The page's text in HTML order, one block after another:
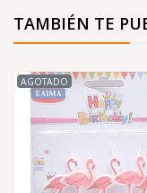
TAMBIÉN TE
AGOTADO